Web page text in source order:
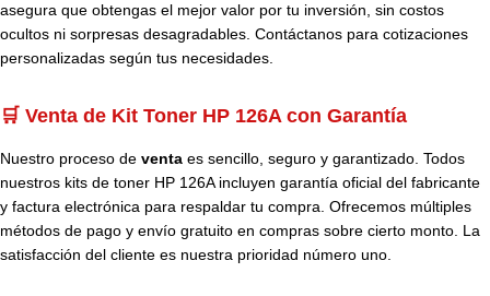
asegura que obtengas el mejor valor por tu inversión, sin costos
ocultos ni sorpresas desagradables. Contáctanos para cotizaciones
personalizadas según tus necesidades.
🛒 Venta de Kit Toner HP 126A con Garantía
Nuestro proceso de venta es sencillo, seguro y garantizado. Todos
nuestros kits de toner HP 126A incluyen garantía oficial del fabricante
y factura electrónica para respaldar tu compra. Ofrecemos múltiples
métodos de pago y envío gratuito en compras sobre cierto monto. La
satisfacción del cliente es nuestra prioridad número uno.